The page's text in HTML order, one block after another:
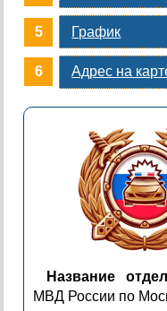
График
Адрес на
Название
МВД России по